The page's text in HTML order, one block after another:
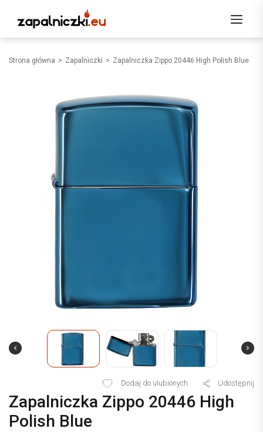
Strona główna Zapalniczki Zapalniczka Zippo 20446 High Polish Blue
Dodaj do ulubionych Udostępnij
Zapalniczka Zippo 20446 High
Polish Blue